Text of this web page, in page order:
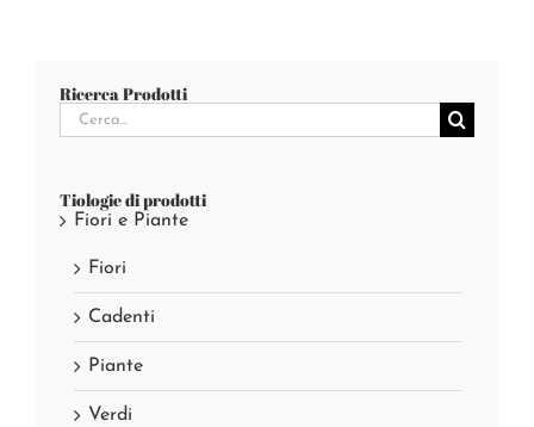
Ricerca Prodotti
Cerca
per:
Tiologie di prodotti
Fiori e Piante
Fiori
Cadenti
Piante
Verdi